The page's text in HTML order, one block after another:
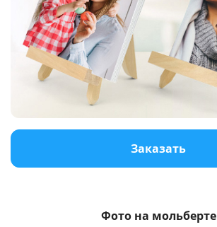
Фотоподарки
Багетная мастерская
Полиграфия
Услуги и сервис
Магазин
Заказать
Фото на мольберте